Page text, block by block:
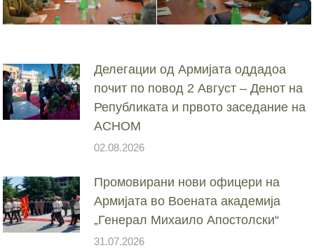
Делегации од Армијата оддадоа
почит по повод 2 Август – Денот на
Републиката и првото заседание на
АСНОМ
02.08.2026
Промовирани нови офицери на
Армијата во Воената академија
„Генерал Михаило Апостолски“
31.07.2026